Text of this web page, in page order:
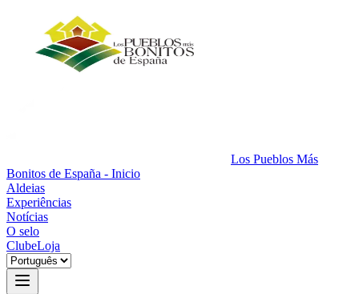
Los Pueblos Más
Bonitos de España - Inicio
Aldeias
Experiências
Notícias
O selo
ClubeLoja